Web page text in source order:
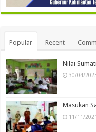
Popular Recent
Nilai
30/04/
Masukan
11/11/2021